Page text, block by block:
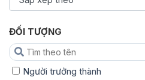
ĐỐI TƯỢNG
Người trưởng thành